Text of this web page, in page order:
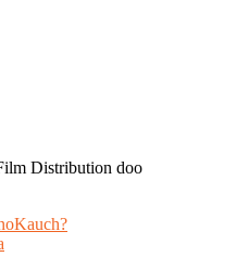
Distribution doo